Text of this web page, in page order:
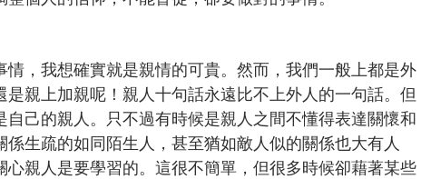
，我想確實就是親情的可貴。然而，我們一般上都是外
是親上加親呢！親人十句話永遠比不上外人的一句話。但
自己的親人。只不過有時候是親人之間不懂得表達關懷和
生疏的如同陌生人，甚至猶如敵人似的關係也大有人
親人是要學習的。這很不簡單，但很多時候卻藉著某些